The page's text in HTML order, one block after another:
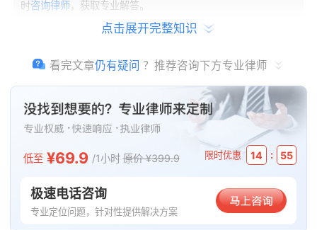
点击展开完整知识
时咨询律师，获取专业解答。
看完文章仍有疑问 ？推荐咨询下方专业律师
低至 ¥69.9 /1小时 原价 ¥399.9 限时优惠 14 : 55
极速电话咨询
专业定位问题，针对性提供解决方案